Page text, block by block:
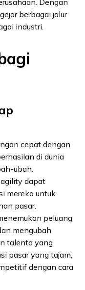
berbagai jalur
industri.
cepat dengan
di dunia
ubah.
dapat
mereka untuk
pasar.
peluang
mengubah
talenta yang
pasar yang tajam,
dengan cara